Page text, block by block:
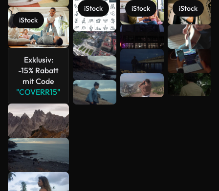
iStock
Exklusiv:
-15% Rabatt
mit Code
"COVERR15"
iStock iStock iStock
Mehr
anzeigen